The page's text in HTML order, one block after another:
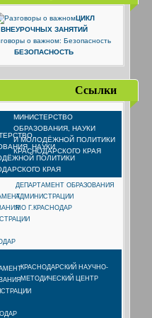
ЦИКЛ
ВНЕУРОЧНЫХ ЗАНЯТИЙ
БЕЗОПАСНОСТЬ
Ссылки
МИНИСТЕРСТВО
ОБРАЗОВАНИЯ, НАУКИ
И МОЛОДЁЖНОЙ ПОЛИТИКИ
КРАСНОДАРСКОГО КРАЯ
ДЕПАРТАМЕНТ ОБРАЗОВАНИЯ
АДМИНИСТРАЦИИ
МО Г.КРАСНОДАР
КРАСНОДАРСКИЙ НАУЧНО-
МЕТОДИЧЕСКИЙ ЦЕНТР